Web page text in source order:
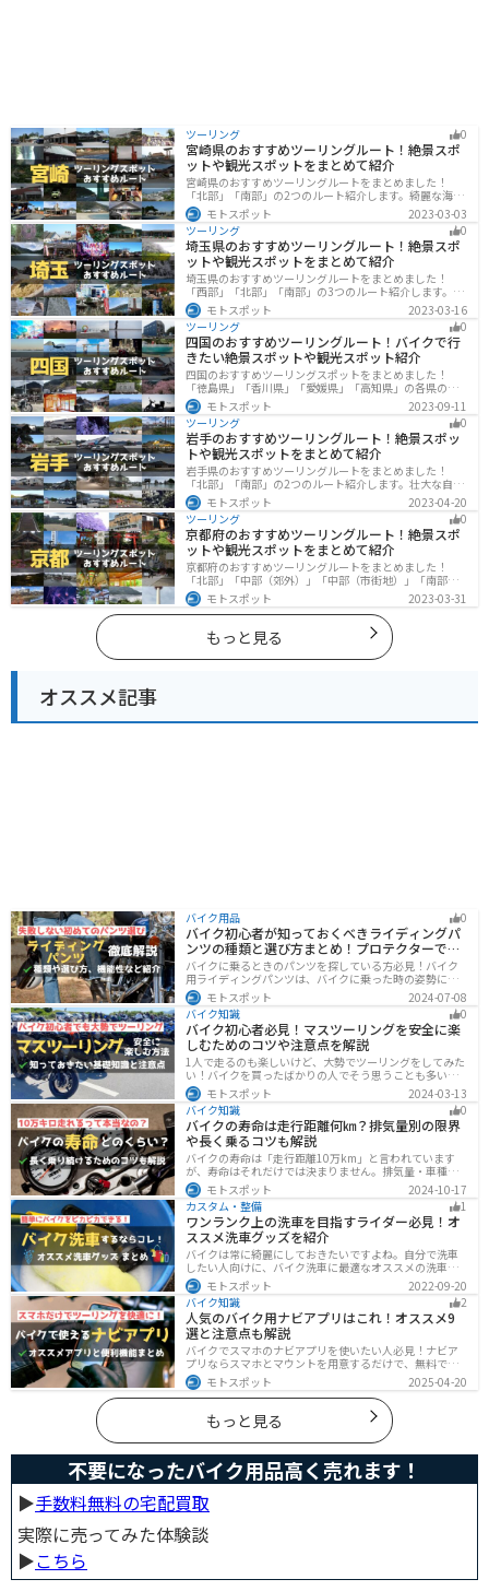
ツーリング 0
宮崎県のおすすめツーリングルート！絶景スポ
ットや観光スポットをまとめて紹介
宮崎県のおすすめツーリングルートをまとめました！
「北部」「南部」の2つのルート紹介します。綺麗な海岸
線が特徴的な海・自然豊かな山・趣のある神社を満喫す
るツーリングができます。バイクで宮崎県にツーリング
に行く際は参考にしてください。
モトスポット
2023-03-03
ツーリング
0
埼玉県のおすすめツーリングルート！絶景スポ
ットや観光スポットをまとめて紹介
埼玉県のおすすめツーリングルートをまとめました！
「西部」「北部」「南部」の3つのルート紹介します。自
然豊かな西側と街中の東側で違った楽しみ方ができま
す。バイクで埼玉県にツーリングに行く際は参考にして
ください。
モトスポット
2023-03-16
ツーリング
0
四国のおすすめツーリングルート！バイクで行
きたい絶景スポットや観光スポット紹介
四国のおすすめツーリングスポットをまとめました！
「徳島県」「香川県」「愛媛県」「高知県」の各県の観
光地紹介します。自然豊かな山々や湖、温泉地が点在
し、四季折々の景色を楽しめるスポットが多数ありま
す。バイクで四国にツーリングに行く際は参考にしてく
ださい。
モトスポット
2023-09-11
ツーリング
0
岩手のおすすめツーリングルート！絶景スポッ
トや観光スポットをまとめて紹介
岩手県のおすすめツーリングルートをまとめました！
「北部」「南部」の2つのルート紹介します。壮大な自然
や歴史的な観光スポットが多く存在するので楽しめま
す。バイクで岩手県にツーリングに行く際は参考にして
ください。
モトスポット
2023-04-20
ツーリング
0
京都府のおすすめツーリングルート！絶景スポ
ットや観光スポットをまとめて紹介
京都府のおすすめツーリングルートをまとめました！
「北部」「中部（郊外）」「中部（市街地）」「南部」
の4つのルート紹介します。古い町並みや神社仏閣、自然
に囲まれた風光明媚なスポットが数多く存在し、様々な
楽しみ方ができます。バイクで京都府にツーリングに行
く際は参考にしてください。
モトスポット 2023-03-31
もっと見る
オススメ記事
バイク用品 0
バイク初心者が知っておくべきライディングパ
ンツの種類と選び方まとめ！プロテクターで脚
を守ろう
バイクに乗るときのパンツを探している方必見！バイク
用ライディングパンツは、バイクに乗った時の姿勢に最
適化されているので快適にバイクに乗ることができま
す。プロテクター内蔵で安全性も高くなります。この記事
ではパンツの選び方や種類など初心者が知っておくべき
ことをまとめました。
モトスポット
2024-07-08
バイク知識
0
バイク初心者必見！マスツーリングを安全に楽
しむためのコツや注意点を解説
1人で走るのも楽しいけど、大勢でツーリングをしてみた
い！バイクを買ったばかりの人でそう思うことも多いで
しょう。他の人と一緒に走るマスツーリングはとても楽
しいですが、安全に楽しむために確認すべきことや注意
点などたくさんあります。1人で走る時とは違った難しさ
もあるので、しっかりと確認しておきましょう。
モトスポット
2024-03-13
バイク知識
0
バイクの寿命は走行距離何㎞？排気量別の限界
や長く乗るコツも解説
バイクの寿命は「走行距離10万km」と言われています
が、寿命はそれだけでは決まりません。排気量・車種・
日々のメンテナンス・保管状態などでも大きく変わりま
す。この記事ではバイクの寿命について解説します。ま
た、寿命を延ばす方法も解説するので、今のバイクに長
く乗りたい人は参考にしてください。
モトスポット
2024-10-17
カスタム・整備
1
ワンランク上の洗車を目指すライダー必見！オ
ススメ洗車グッズを紹介
バイクは常に綺麗にしておきたいですよね。自分で洗車
したい人向けに、バイク洗車に最適なオススメの洗車グ
ッズを紹介します。汚れを落とすシャンプーからツヤを
出すワックスまで全て紹介します。自分でバイク洗車を
しようと思っている方は参考にしてください。
モトスポット
2022-09-20
バイク知識
2
人気のバイク用ナビアプリはこれ！オススメ9
選と注意点も解説
バイクでスマホのナビアプリを使いたい人必見！ナビア
プリならスマホとマウントを用意するだけで、無料です
ぐにナビが利用できます。インカムがあれば音声案内も
聞けるので運転に集中したまま簡単にルートの把握がで
きます。慣れない土地やツーリングなどで活躍すること
間違いなしのオススメナビアプリを紹介します。
モトスポット 2025-04-20
もっと見る
不要になったバイク用品高く売れます！
▶︎手数料無料の宅配買取
実際に売ってみた体験談
▶︎こちら